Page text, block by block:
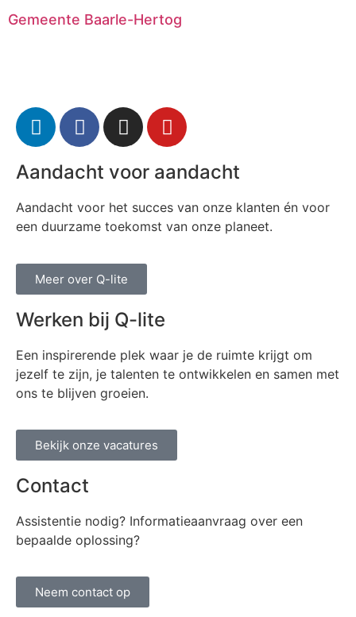
Gemeente Baarle-Hertog
Aandacht voor aandacht
Aandacht voor het succes van onze klanten én voor
een duurzame toekomst van onze planeet.
Meer over Q-lite
Werken bij Q-lite
Een inspirerende plek waar je de ruimte krijgt om
jezelf te zijn, je talenten te ontwikkelen en samen met
ons te blijven groeien.
Bekijk onze vacatures
Contact
Assistentie nodig? Informatieaanvraag over een
bepaalde oplossing?
Neem contact op